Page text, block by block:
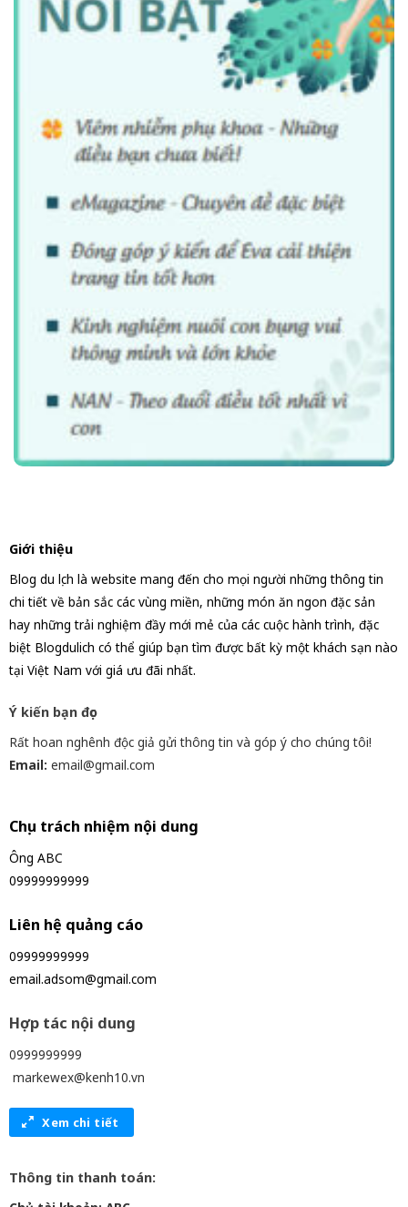
Giới thiệu
Blog du lịch là website mang đến cho mọi người những thông tin
chi tiết về bản sắc các vùng miền, những món ăn ngon đặc sản
hay những trải nghiệm đầy mới mẻ của các cuộc hành trình, đặc
biệt Blogdulich có thể giúp bạn tìm được bất kỳ một khách sạn nào
tại Việt Nam với giá ưu đãi nhất.
Ý kiến bạn đọc
Rất hoan nghênh độc giả gửi thông tin và góp ý cho chúng tôi!
Email: email@gmail.com
Chịu trách nhiệm nội dung
Ông ABC
09999999999
Liên hệ quảng cáo
09999999999
email.adsom@gmail.com
Hợp tác nội dung
0999999999
markewex@kenh10.vn
Xem chi tiết
Thông tin thanh toán: